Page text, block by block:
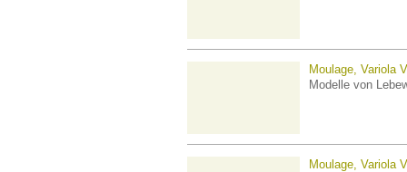
Moulage, Variola
Modelle von
Moulage, Variola